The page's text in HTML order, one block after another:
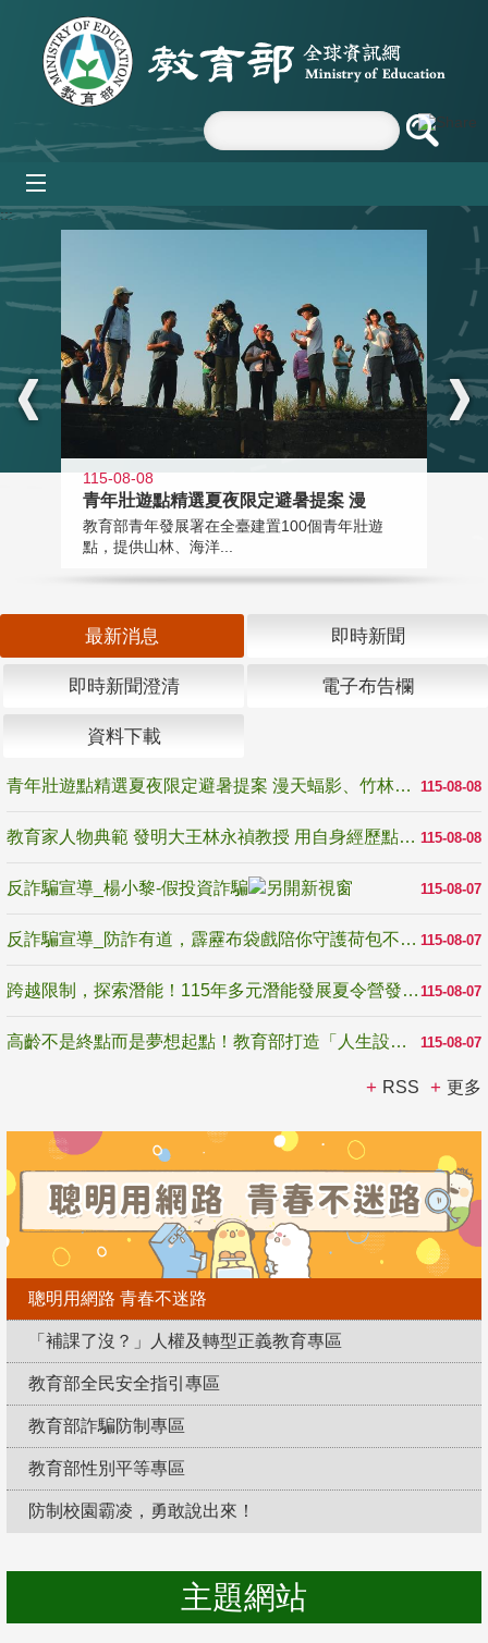
跳到主要內容區塊
:::
115-08-08
青年壯遊點精選夏夜限定避暑提案 漫
教育部青年發展署在全臺建置100個青年壯遊
點，提供山林、海洋...
最新消息 即時新聞
即時新聞澄清 電子布告欄
資料下載
115-08-08
青年壯遊點精選夏夜限定避暑提案 漫天蝠影、竹林尋蛙、茶香夜觀 邀青年暮色出發
115-08-08
教育家人物典範 發明大王林永禎教授 用自身經歷點亮學生的路
115-08-07
反詐騙宣導_楊小黎-假投資詐騙
115-08-07
反詐騙宣導_防詐有道，霹靂布袋戲陪你守護荷包不受騙
115-08-07
跨越限制，探索潛能！115年多元潛能發展夏令營發掘生命無限可能
115-08-07
高齡不是終點而是夢想起點！教育部打造「人生設計夢工場」 參展第3屆高齡健康產業博覽會
RSS 更多
聰明用網路 青春不迷路
「補課了沒？」人權及轉型正義教育專區
教育部全民安全指引專區
教育部詐騙防制專區
教育部性別平等專區
防制校園霸凌，勇敢說出來！
主題網站